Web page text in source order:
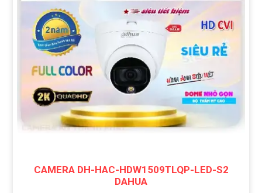
CAMERA DH-HAC-HDW1509TLQP-LED-S2
DAHUA